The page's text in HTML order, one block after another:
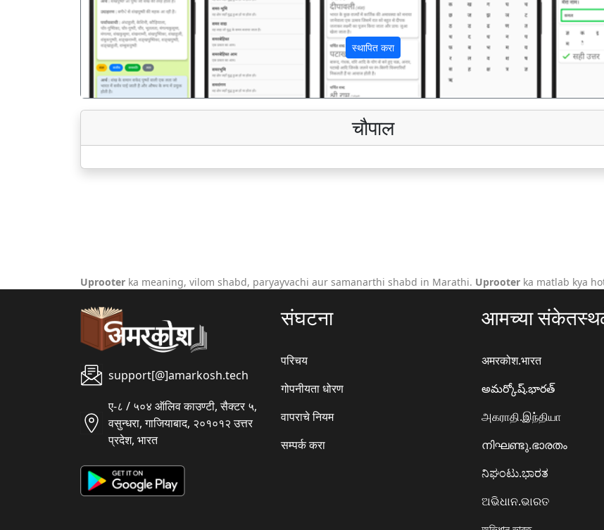
स्थापित करा
पिछला
चौपाल
Uprooter ka meaning, vilom shabd, paryayvachi aur samanarthi shabd in Marathi. Uprooter ka matlab kya
support[@]amarkosh.tech
ए-८ / ५०४ ऑलिव काउण्टी, सैक्टर ५,
वसुन्धरा, गाजियाबाद, २०१०१२ उत्तर
प्रदेश, भारत
संघटना
परिचय
गोपनीयता धोरण
वापराचे नियम
सम्पर्क करा
आमच्या
अमरकोश.भारत
అమర్కోష్.భారత్
அகராதி.இந்தியா
നിഘണ്ടു.ഭാരതം
ನಿಘಂಟು.ಭಾರತ
ଅଭିଧାନ.ଭାରତ